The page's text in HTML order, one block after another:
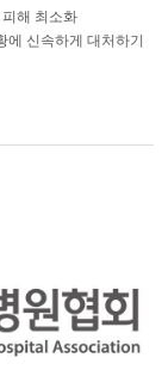
해 최소화
신속하게 대처하기
17일 ...